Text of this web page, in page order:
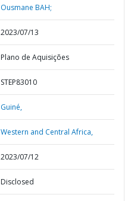
Ousmane BAH;
2023/07/13
Plano de Aquisições
STEP83010
Guiné,
Western and Central Africa,
2023/07/12
Disclosed